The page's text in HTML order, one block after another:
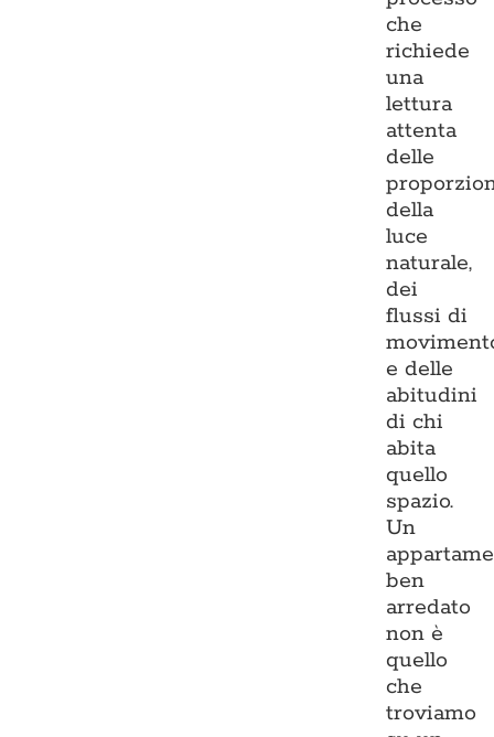
che
richiede
una
lettura
attenta
delle
della
luce
naturale,
dei
flussi di
e delle
abitudini
di chi
abita
quello
spazio.
Un
ben
arredato
non è
quello
che
troviamo